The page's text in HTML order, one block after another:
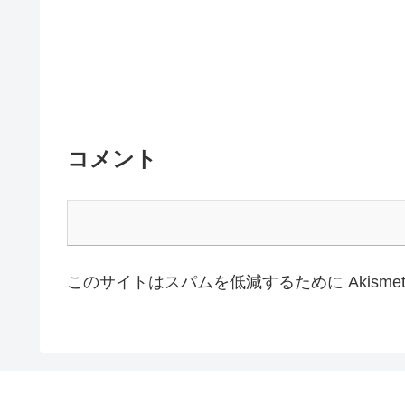
コメント
このサイトはスパムを低減するために